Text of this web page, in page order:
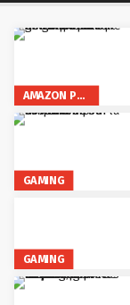
AMAZON PRIME VIDEO
GAMING
GAMING